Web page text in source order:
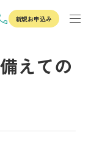
新規お申込み
えての